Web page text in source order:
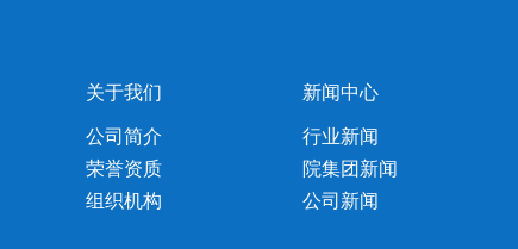
关于我们
公司简介
荣誉资质
组织机构
新闻中心
行业新闻
院集团新闻
公司新闻